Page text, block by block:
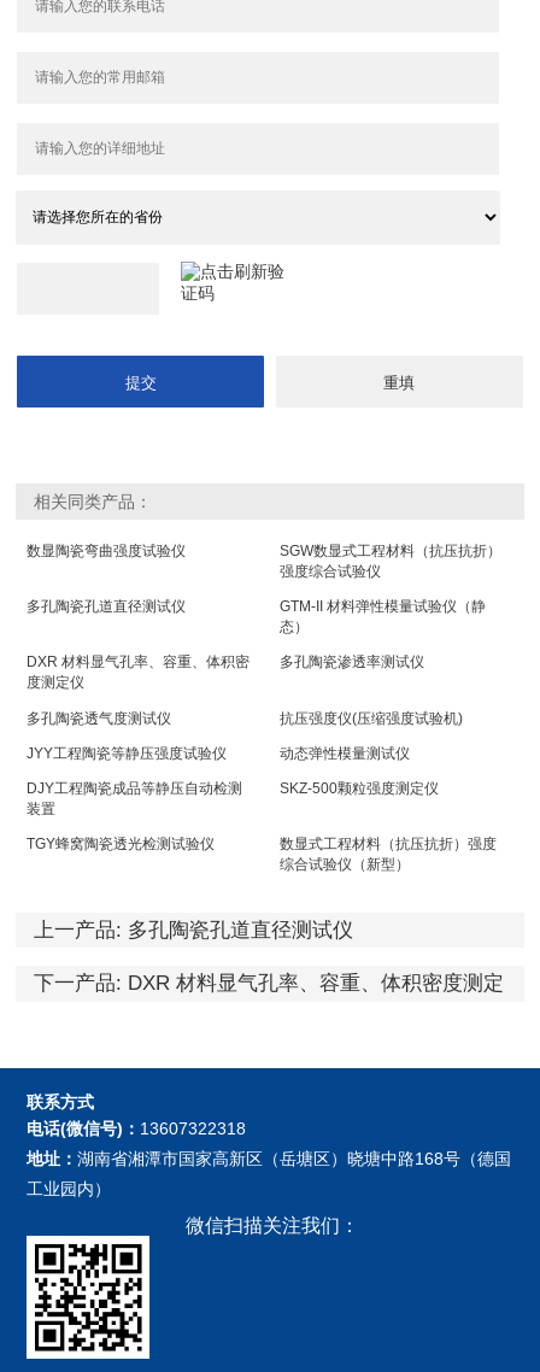
相关同类产品：
数显陶瓷弯曲强度试验仪
SGW数显式工程材料（抗压抗折）
强度综合试验仪
多孔陶瓷孔道直径测试仪
GTM-II 材料弹性模量试验仪（静
态）
DXR 材料显气孔率、容重、体积密
度测定仪
多孔陶瓷渗透率测试仪
多孔陶瓷透气度测试仪 抗压强度仪(压缩强度试验机)
JYY工程陶瓷等静压强度试验仪 动态弹性模量测试仪
DJY工程陶瓷成品等静压自动检测
装置
SKZ-500颗粒强度测定仪
TGY蜂窝陶瓷透光检测试验仪
数显式工程材料（抗压抗折）强度
综合试验仪（新型）
上一产品: 多孔陶瓷孔道直径测试仪
下一产品: DXR 材料显气孔率、容重、体积密度测定
联系方式
电话(微信号)： 13607322318
地址：湖南省湘潭市国家高新区（岳塘区）晓塘中路168号（德国
工业园内）
微信扫描关注我们：